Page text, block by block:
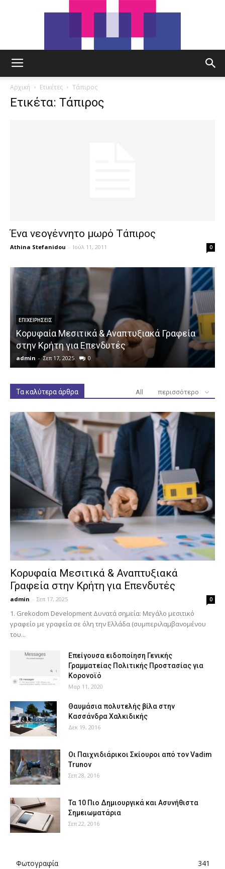
Αρχική Ετικέτες Τάπιρος
Ετικέτα: Τάπιρος
Ένα νεογέννητο μωρό Τάπιρος
Athina Stefanidou - Ιούλ 11, 2011 0
ΕΠΙΧΕΙΡΉΣΕΙΣ
Κορυφαία Μεσιτικά & Αναπτυξιακά Γραφεία
στην Κρήτη για Επενδυτές
admin - Σεπ 17, 2025 0
Τα καλύτερα άρθρα All περισσότερο
Κορυφαία Μεσιτικά & Αναπτυξιακά
Γραφεία στην Κρήτη για Επενδυτές
admin - Σεπ 17, 2025 0
1. Grekodom Development Δυνατά σημεία: Μεγάλο μεσιτικό
γραφείο με γραφεία σε όλη την Ελλάδα (συμπεριλαμβανομένου
του...
Επείγουσα ειδοποίηση Γενικής
Γραμματείας Πολιτικής Προστασίας για
Κορονοϊό
Μαρ 11, 2020
Θαυμάσια πολυτελής βίλα στην
Κασσάνδρα Χαλκιδικής
Δεκ 19, 2016
Οι Παιχνιδιάρικοι Σκίουροι από τον Vadim
Trunov
Σεπ 28, 2016
Τα 10 Πιο Δημιουργικά και Ασυνήθιστα
Σημειωματάρια
Σεπ 22, 2016
Φωτογραφία
341